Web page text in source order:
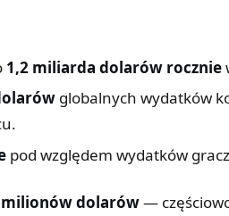
1,2 miliarda dolarów rocznie
globalnych wydatków
pod względem wydatków
milionów dolarów—